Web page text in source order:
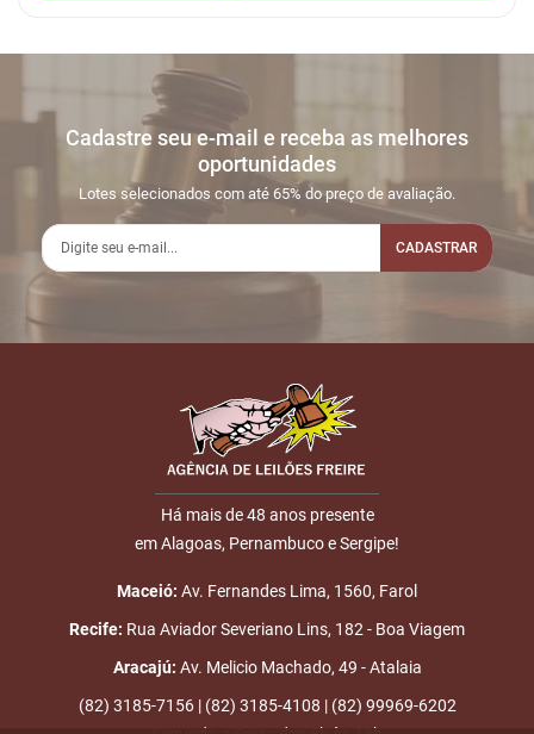
Cadastre seu e-mail e receba as melhores
oportunidades
Lotes selecionados com até 65% do preço de avaliação.
CADASTRAR
Há mais de 48 anos presente
em Alagoas, Pernambuco e Sergipe!
Maceió: Av. Fernandes Lima, 1560, Farol
Recife: Rua Aviador Severiano Lins, 182 - Boa Viagem
Aracajú: Av. Melicio Machado, 49 - Atalaia
(82) 3185-7156 | (82) 3185-4108 | (82) 99969-6202